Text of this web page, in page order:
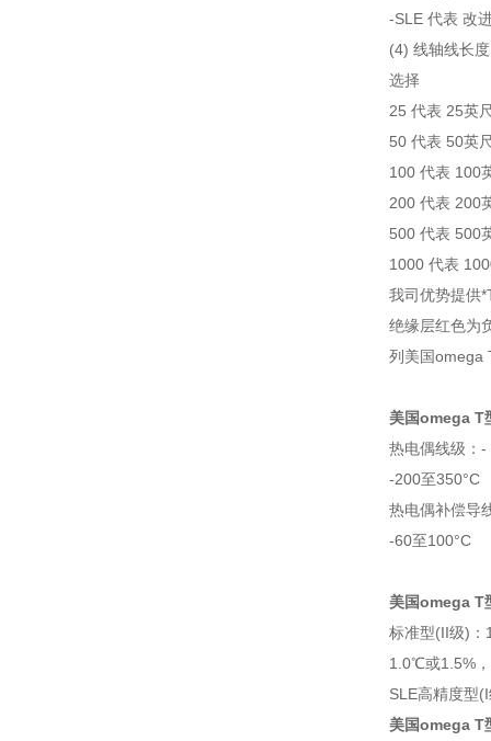
-SLE 代表 改
(4) 线轴线长度
选择
25 代表 25英
50 代表 50英
100 代表 100
200 代表 200
500 代表 500
1000 代表
我司优势提供
绝缘层红色为
列美国omega
美国omega T
热电偶线级：
-200至350°C
热电偶补偿导
-60至100°C
美国omega T
标准型(II级)：
1.0℃或1.5%
SLE高精度型
美国omega T